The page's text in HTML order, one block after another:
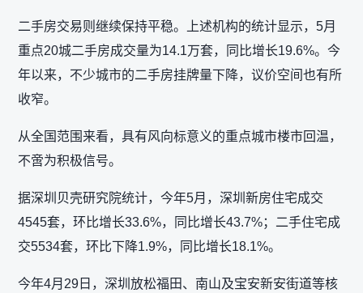
二手房交易则继续保持平稳。上述机构的统计显示，5月
重点20城二手房成交量为14.1万套，同比增长19.6%。今
年以来，不少城市的二手房挂牌量下降，议价空间也有所
收窄。
从全国范围来看，具有风向标意义的重点城市楼市回温，
不啻为积极信号。
据深圳贝壳研究院统计，今年5月，深圳新房住宅成交
4545套，环比增长33.6%，同比增长43.7%；二手住宅成
交5534套，环比下降1.9%，同比增长18.1%。
今年4月29日，深圳放松福田、南山及宝安新安街道等核